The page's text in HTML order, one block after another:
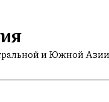
и Южной Азии